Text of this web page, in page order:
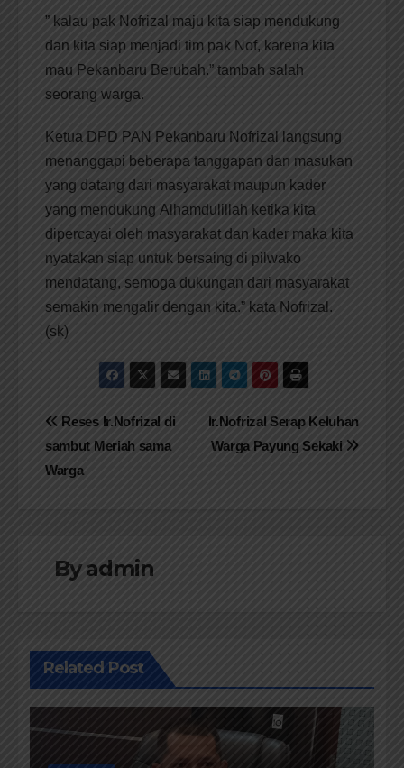
” kalau pak Nofrizal maju kita siap mendukung
dan kita siap menjadi tim pak Nof, karena kita
mau Pekanbaru Berubah.” tambah salah
seorang warga.
Ketua DPD PAN Pekanbaru Nofrizal langsung
menanggapi beberapa tanggapan dan masukan
yang datang dari masyarakat maupun kader
yang mendukung Alhamdulillah ketika kita
dipercayai oleh masyarakat dan kader maka kita
nyatakan siap untuk bersaing di pilwako
mendatang, semoga dukungan dari masyarakat
semakin mengalir dengan kita.” kata Nofrizal.
(sk)
Navigasi
pos
Ir.Nofrizal Serap Keluhan
Warga Payung Sekaki
Reses Ir.Nofrizal di
sambut Meriah sama
Warga
Byadmin
Related Post